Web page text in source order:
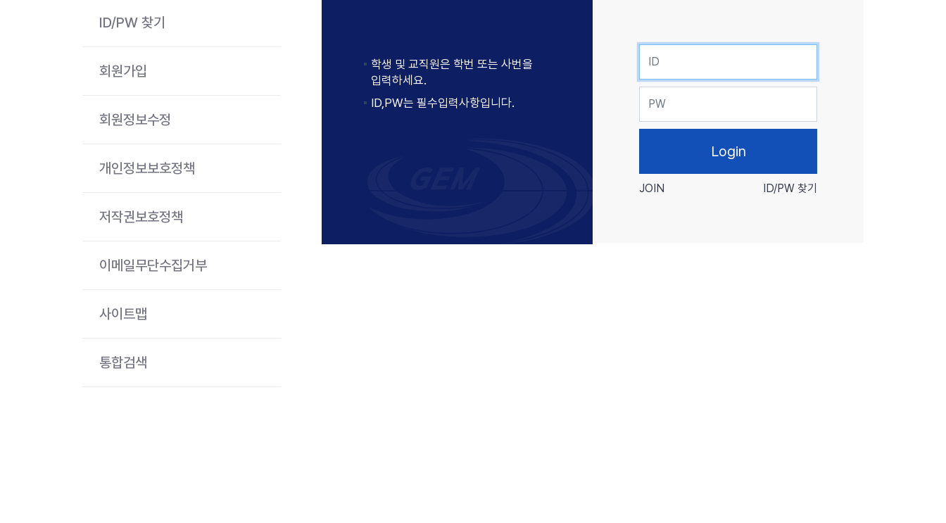
ID/PW 찾기
회원가입
회원정보수정
개인정보보호정책
저작권보호정책
이메일무단수집거부
사이트맵
통합검색
학생 및 교직원은 학번 또는 사번을
입력하세요.
ID,PW는 필수입력사항입니다.
JOIN ID/PW 찾기